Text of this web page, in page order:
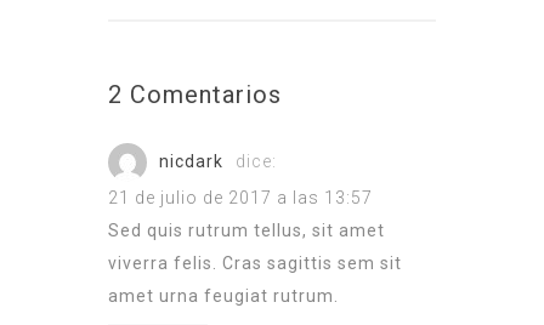
2 Comentarios
nicdark
dice:
21 de julio de 2017 a las 13:57
Sed quis rutrum tellus, sit amet
viverra felis. Cras sagittis sem sit
amet urna feugiat rutrum.